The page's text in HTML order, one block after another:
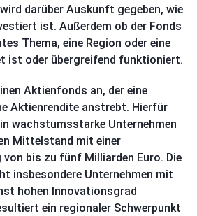
darüber Auskunft gegeben, wie
ist. Außerdem ob der Fonds
Thema, eine Region oder eine
ist oder übergreifend funktioniert.
Aktienfonds an, der eine
Aktienrendite anstrebt. Hierfür
wachstumsstarke Unternehmen
Mittelstand mit einer
bis zu fünf Milliarden Euro. Die
insbesondere Unternehmen mit
hohen Innovationsgrad
ein regionaler Schwerpunkt